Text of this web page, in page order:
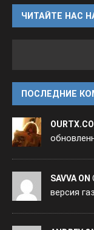
ЧИТАЙТЕ НАС
ПОСЛЕДНИЕ
SAVVA ON
версия